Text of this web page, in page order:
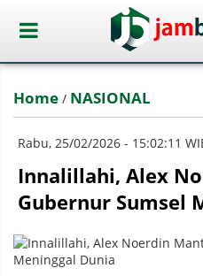
Home / NASIONAL
Rabu, 25/02/2026 - 15:02:11
Innalillahi, Alex
Gubernur Sumsel